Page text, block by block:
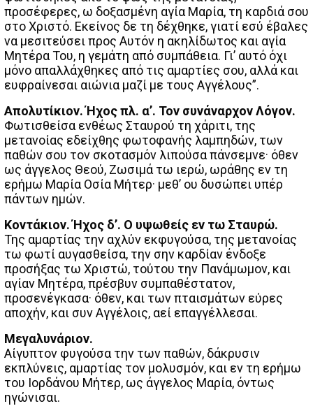
προσέφερες, ω δοξασμένη αγία Μαρία, τη καρδιά σου
στο Χριστό. Εκείνος δε τη δέχθηκε, γιατί εσύ έβαλες
να μεσιτεύσει προς Αυτόν η ακηλίδωτος και αγία
Μητέρα Του, η γεμάτη από συμπάθεια. Γι’ αυτό όχι
μόνο απαλλάχθηκες από τις αμαρτίες σου, αλλά και
ευφραίνεσαι αιώνια μαζί με τους Αγγέλους”.
Απολυτίκιον. Ήχος πλ. α’. Τον συνάναρχον Λόγον.
Φωτισθείσα ενθέως Σταυρού τη χάριτι, της
μετανοίας εδείχθης φωτοφανής λαμπηδών, των
παθών σου τον σκοτασμόν λιπούσα πάνσεμνε· όθεν
ως άγγελος Θεού, Ζωσιμά τω ιερώ, ωράθης εν τη
ερήμω Μαρία Οσία Μήτερ· μεθ’ ου δυσώπει υπέρ
πάντων ημών.
Κοντάκιον. Ήχος δ’. Ο υψωθείς εν τω Σταυρώ.
Της αμαρτίας την αχλύν εκφυγούσα, της μετανοίας
τω φωτί αυγασθείσα, την σην καρδίαν ένδοξε
προσήξας τω Χριστώ, τούτου την Πανάμωμον, και
αγίαν Μητέρα, πρέσβυν συμπαθέστατον,
προσενέγκασα· όθεν, και των πταισμάτων εύρες
αποχήν, και συν Αγγέλοις, αεί επαγγέλλεσαι.
Μεγαλυνάριον.
Αίγυπτον φυγούσα την των παθών, δάκρυσιν
εκπλύνεις, αμαρτίας τον μολυσμόν, και εν τη ερήμω
του Ιορδάνου Μήτερ, ως άγγελος Μαρία, όντως
ηγώνισαι.